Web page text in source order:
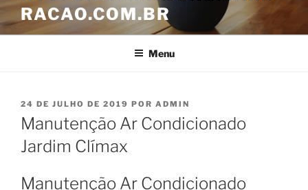
RACAO.COM.BR
Menu
PUBLICADO
EM
24 DE JULHO DE 2019 POR ADMIN
Manutenção Ar Condicionado
Jardim Clímax
Manutenção Ar Condicionado